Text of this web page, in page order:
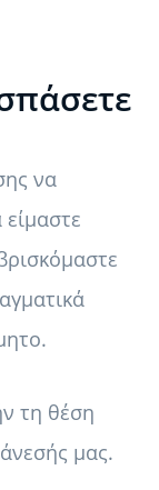
να
τη θέση
μας.